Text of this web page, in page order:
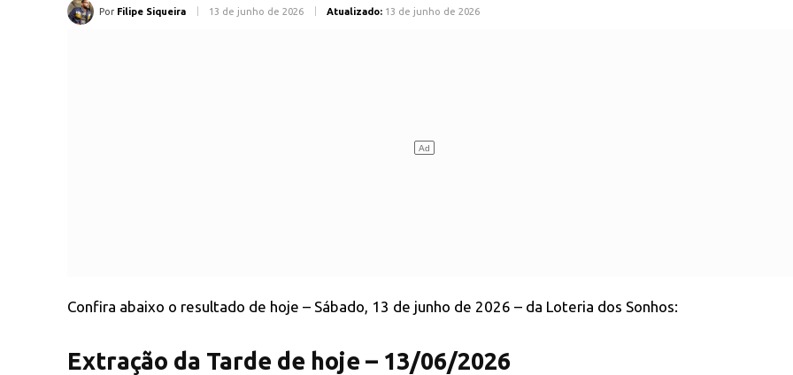
Por Filipe Siqueira 13 de junho de 2026 Atualizado: 13 de junho de 2026
Confira abaixo o resultado de hoje – Sábado, 13 de junho de 2026 – da Loteria dos Sonhos:
Extração da Tarde de hoje – 13/06/2026